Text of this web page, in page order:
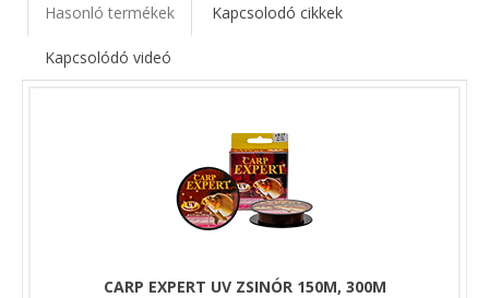
Hasonló termékek Kapcsolodó cikkek
Kapcsolódó videó
CARP EXPERT UV ZSINÓR 150M, 300M